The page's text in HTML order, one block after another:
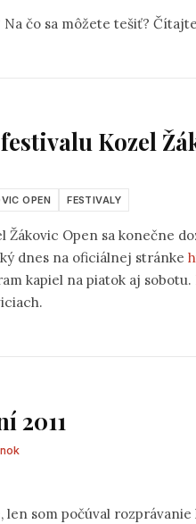
Na čo sa môžete tešiť?
Kozel
OPEN FESTIVALY
Žákovic Open sa konečne
dnes na oficiálnej stránke
kapiel na piatok aj sobotu.
2011
len som počúval